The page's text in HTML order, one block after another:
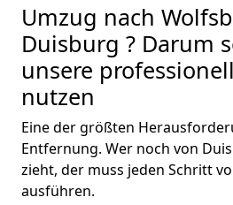
Umzug nach
Duisburg ? Darum
unsere
nutzen
Eine der größten
Entfernung. Wer noch von
zieht, der muss jeden Schritt
ausführen.